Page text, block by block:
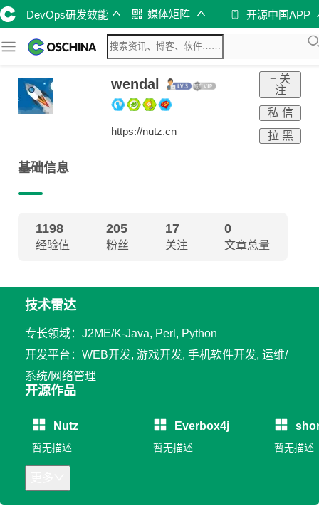
DevOps研发效能 媒体矩阵 开源中国APP
wendal
https://nutz.cn
+ 关
注
私 信
拉 黑
基础信息
1198
经验值
205
粉丝
17
关注
0
文章总量
技术雷达
专长领域：J2ME/K-Java, Perl, Python
开发平台：WEB开发, 游戏开发, 手机软件开发, 运维/
系统/网络管理
开源作品
Nutz
暂无描述
Everbox4j
暂无描述 暂无描述